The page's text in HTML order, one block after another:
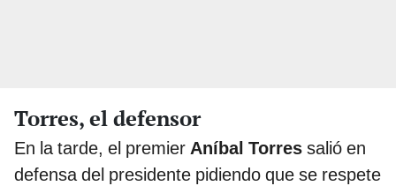
Torres, el defensor
En la tarde, el premier Aníbal Torres salió en
defensa del presidente pidiendo que se respete